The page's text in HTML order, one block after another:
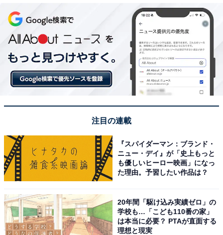
注目の連載
『スパイダーマン：ブランド・
ニュー・デイ』が「史上もっと
も優しいヒーロー映画」になっ
た理由。予習したい作品は？
20年間「駆け込み実績ゼロ」の
学校も…「こども110番の家」
は本当に必要？ PTAが直面する
理想と現実